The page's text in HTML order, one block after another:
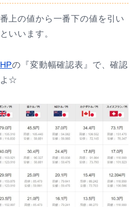
上の値から一番下の値を引い
いいます。
の『変動幅確認表』で、確認
よ☆